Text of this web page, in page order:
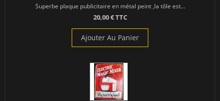
Superbe plaque publicitaire en métal peint ,la tôle est...
20,00 € TTC
Ajouter Au Panier